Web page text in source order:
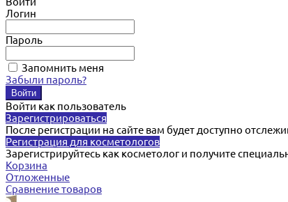
Логин
Пароль
Запомнить меня
Забыли пароль?
Войти как пользователь
Зарегистрироваться
После регистрации на сайте вам будет доступно
Регистрация для косметологов
Зарегистрируйтесь как косметолог и получите
Корзина
Отложенные
Сравнение товаров